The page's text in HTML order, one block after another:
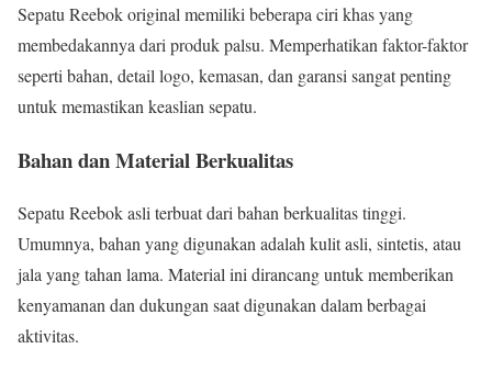
Sepatu Reebok original memiliki beberapa ciri khas yang
membedakannya dari produk palsu. Memperhatikan faktor-faktor
seperti bahan, detail logo, kemasan, dan garansi sangat penting
untuk memastikan keaslian sepatu.
Bahan dan Material Berkualitas
Sepatu Reebok asli terbuat dari bahan berkualitas tinggi.
Umumnya, bahan yang digunakan adalah kulit asli, sintetis, atau
jala yang tahan lama. Material ini dirancang untuk memberikan
kenyamanan dan dukungan saat digunakan dalam berbagai
aktivitas.